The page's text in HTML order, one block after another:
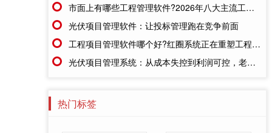
市面上有哪些工程管理软件?2026年八大主流工具深度盘点
光伏项目管理软件：让投标管理跑在竞争前面
工程项目管理软件哪个好?红圈系统正在重塑工程企业的"数字大脑"
光伏项目管理系统：从成本失控到利润可控，老板只需做对一步
热门标签